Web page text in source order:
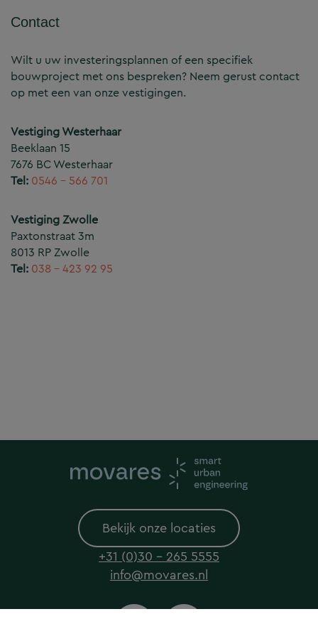
Contact
Wilt u uw investeringsplannen of een specifiek
bouwproject met ons bespreken? Neem gerust contact
op met een van onze vestigingen.
Vestiging Westerhaar
Beeklaan 15
7676 BC Westerhaar
Tel: 0546 – 566 701
Vestiging Zwolle
Paxtonstraat 3m
8013 RP Zwolle
Tel: 038 – 423 92 95
Bekijk onze locaties
+31 (0)30 - 265 5555
info@movares.nl